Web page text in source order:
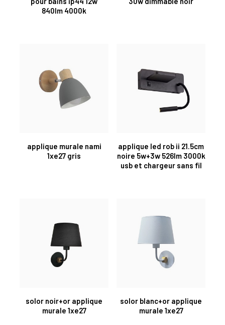
840lm 4000k
applique murale nami
1xe27 gris
applique led rob ii 21.5cm
noire 5w+3w 526lm 3000k
usb et chargeur sans fil
solor noir+or applique
murale 1xe27
solor blanc+or applique
murale 1xe27